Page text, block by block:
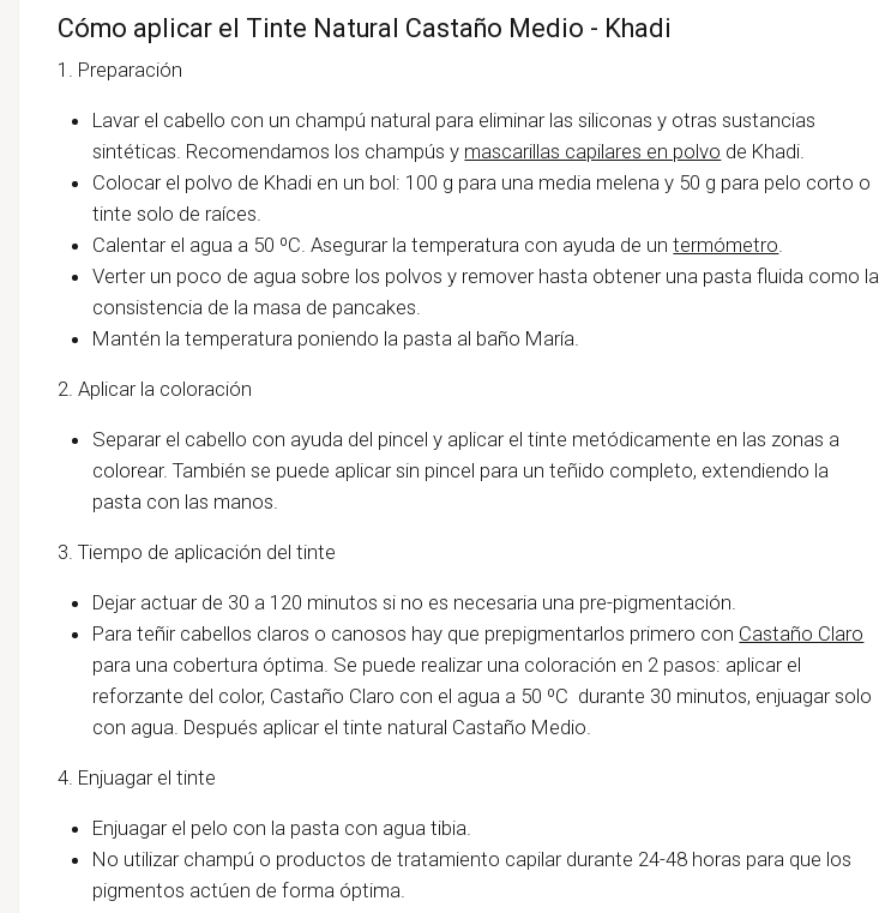
Cómo aplicar el Tinte Natural Castaño Medio - Khadi
1. Preparación
Lavar el cabello con un champú natural para eliminar las siliconas y otras sustancias
sintéticas. Recomendamos los champús y mascarillas capilares en polvo de Khadi.
Colocar el polvo de Khadi en un bol: 100 g para una media melena y 50 g para pelo corto o
tinte solo de raíces.
Calentar el agua a 50 ºC. Asegurar la temperatura con ayuda de untermómetro
Verter un poco de agua sobre los polvos y remover hasta obtener una pasta fluida como la
consistencia de la masa de pancakes.
Mantén la temperatura poniendo la pasta al baño María.
2. Aplicar la coloración
Separar el cabello con ayuda del pincel y aplicar el tinte metódicamente en las zonas a
colorear. También se puede aplicar sin pincel para un teñido completo, extendiendo la
pasta con las manos.
3. Tiempo de aplicación del tinte
Dejar actuar de 30 a 120 minutos si no es necesaria una pre-pigmentación.
Para teñir cabellos claros o canosos hay que prepigmentarlos primero con Castaño Claro
para una cobertura óptima. Se puede realizar una coloración en 2 pasos: aplicar el
reforzante del color, Castaño Claro con el agua a 50 ºC durante 30 minutos, enjuagar solo
con agua. Después aplicar el tinte natural Castaño Medio.
4. Enjuagar el tinte
Enjuagar el pelo con la pasta con agua tibia.
No utilizar champú o productos de tratamiento capilar durante 24-48 horas para que los
pigmentos actúen de forma óptima.